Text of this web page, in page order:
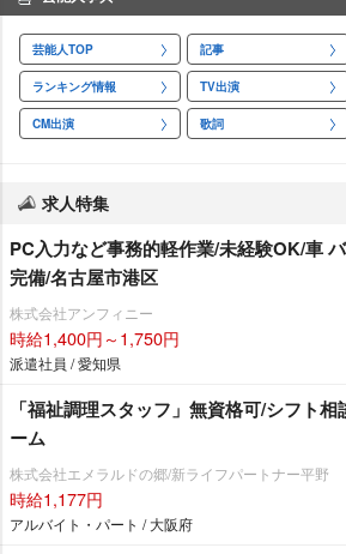
芸能人TOP 記事
ランキング情報 TV出演
CM出演 歌詞
求人特集
PC入力など事務的軽作業/未経験OK/車
完備/名古屋市港区
株式会社アンフィニー
時給1,400円～1,750円
派遣社員 / 愛知県
「福祉調理スタッフ」無資格可/シフト
ーム
株式会社エメラルドの郷/新ライフパートナー平野
時給1,177円
アルバイト・パート / 大阪府